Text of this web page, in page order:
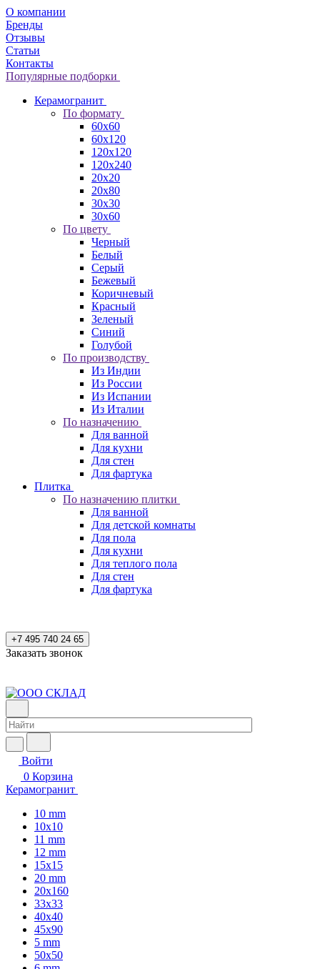
О компании
Бренды
Отзывы
Статьи
Контакты
Популярные подборки
Керамогранит
По формату
60x60
60x120
120x120
120x240
20x20
20x80
30x30
30x60
По цвету
Черный
Белый
Серый
Бежевый
Коричневый
Красный
Зеленый
Синий
Голубой
По производству
Из Индии
Из России
Из Испании
Из Италии
По назначению
Для ванной
Для кухни
Для стен
Для фартука
Плитка
По назначению плитки
Для ванной
Для детской комнаты
Для пола
Для кухни
Для теплого пола
Для стен
Для фартука
+7 495 740 24 65
Заказать звонок
Войти
0 Корзина
Керамогранит
10 mm
10x10
11 mm
12 mm
15x15
20 mm
20х160
33x33
40х40
45x90
5 mm
50x50